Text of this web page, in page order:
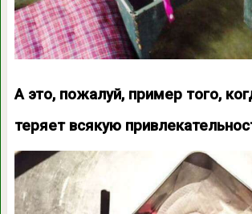
А это, пожалуй, пример того,
теряет всякую